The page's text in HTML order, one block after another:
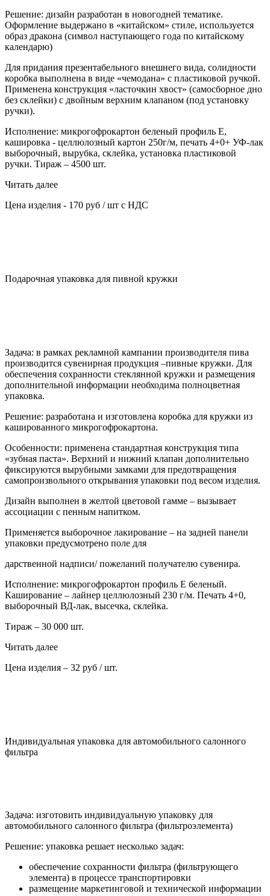
Решение: дизайн разработан в новогодней тематике.
Оформление выдержано в «китайском» стиле, используется
образ дракона (символ наступающего года по китайскому
календарю)
Для придания презентабельного внешнего вида, солидности
коробка выполнена в виде «чемодана» с пластиковой ручкой.
Применена конструкция «ласточкин хвост» (самосборное дно
без склейки) с двойным верхним клапаном (под установку
ручки).
Исполнение: микрогофрокартон беленый профиль Е,
кашировка - целлюлозный картон 250г/м, печать 4+0+ УФ-лак
выборочный, вырубка, склейка, установка пластиковой
ручки. Тираж – 4500 шт.
Читать далее
Цена изделия - 170 руб / шт с НДС
Подарочная упаковка для пивной кружки
Задача: в рамках рекламной кампании производителя пива
производится сувенирная продукция –пивные кружки. Для
обеспечения сохранности стеклянной кружки и размещения
дополнительной информации необходима полноцветная
упаковка.
Решение: разработана и изготовлена коробка для кружки из
кашированного микрогофрокартона.
Особенности: применена стандартная конструкция типа
«зубная паста». Верхний и нижний клапан дополнительно
фиксируются вырубными замками для предотвращения
самопроизвольного открывания упаковки под весом изделия.
Дизайн выполнен в желтой цветовой гамме – вызывает
ассоциации с пенным напитком.
Применяется выборочное лакирование – на задней панели
упаковки предусмотрено поле для
дарственной надписи/ пожеланий получателю сувенира.
Исполнение: микрогофрокартон профиль Е беленый.
Каширование – лайнер целлюлозный 230 г/м. Печать 4+0,
выборочный ВД-лак, высечка, склейка.
Тираж – 30 000 шт.
Читать далее
Цена изделия – 32 руб / шт.
Индивидуальная упаковка для автомобильного салонного
фильтра
Задача: изготовить индивидуальную упаковку для
автомобильного салонного фильтра (фильтроэлемента)
Решение: упаковка решает несколько задач:
обеспечение сохранности фильтра (фильтрующего
элемента) в процессе транспортировки
размещение маркетинговой и технической информации